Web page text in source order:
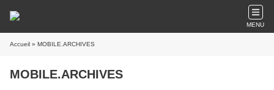
MENU
Accueil » MOBILE.ARCHIVES
MOBILE.ARCHIVES